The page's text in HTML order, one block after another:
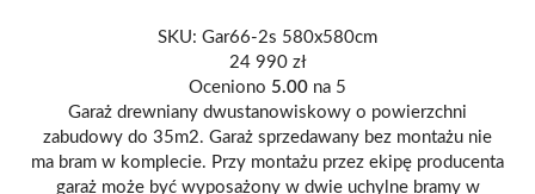
SKU: Gar66-2s 580x580cm
24 990 zł
Oceniono 5.00 na 5
Garaż drewniany dwustanowiskowy o powierzchni
zabudowy do 35m2. Garaż sprzedawany bez montażu nie
ma bram w komplecie. Przy montażu przez ekipę producenta
garaż może być wyposażony w dwie uchylne bramy w